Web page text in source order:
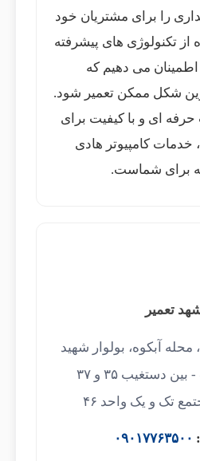
را برای مشتریان خود
از تکنولوژی های پیشرفته
می دهیم که
شکل ممکن تعمیر شود.
حرفه ای و با کیفیت برای
کامپیوتر هادی
برای شماست.
تعمیر
آبکوه، بولوار شهید
آیت الله دستغیب - بین دستغیب ۳۵ و ۳۷
تک و یک واحد ۴۶
۰۹۰۱۷۷۶۳۵۰۰